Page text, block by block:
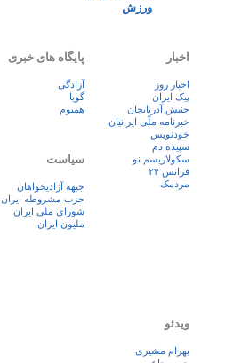
ورزش
اخبار
اخبار روز
پيک ايران
جنبش آذربایجان
خبرنامه ملّی ایرانیان
خودنویس
سپیده دم
سکولاریسم نو
فرانس ۲۴
مردمک
پایگاه های خبری
آزادگی
گویا
همبوم
سیاست
جبهه آزادیخواهان
حزب مشروطه ایران
شورای ملی ایران
ملیون ایران
ویدئو
بهرام مشیری